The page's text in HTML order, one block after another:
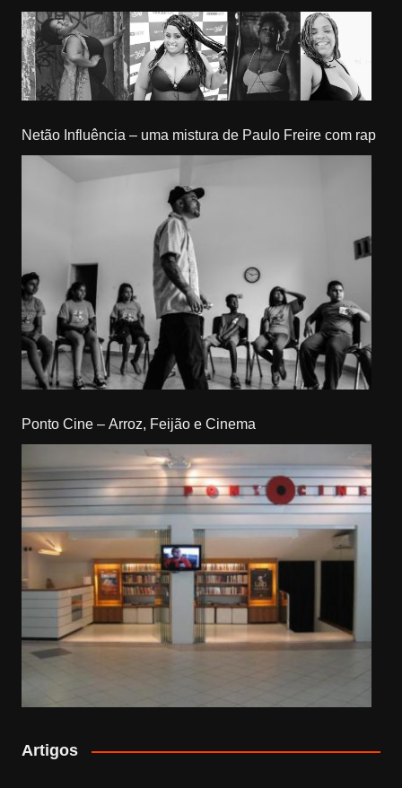
Netão Influência – uma mistura de Paulo Freire com rap
Ponto Cine – Arroz, Feijão e Cinema
Artigos